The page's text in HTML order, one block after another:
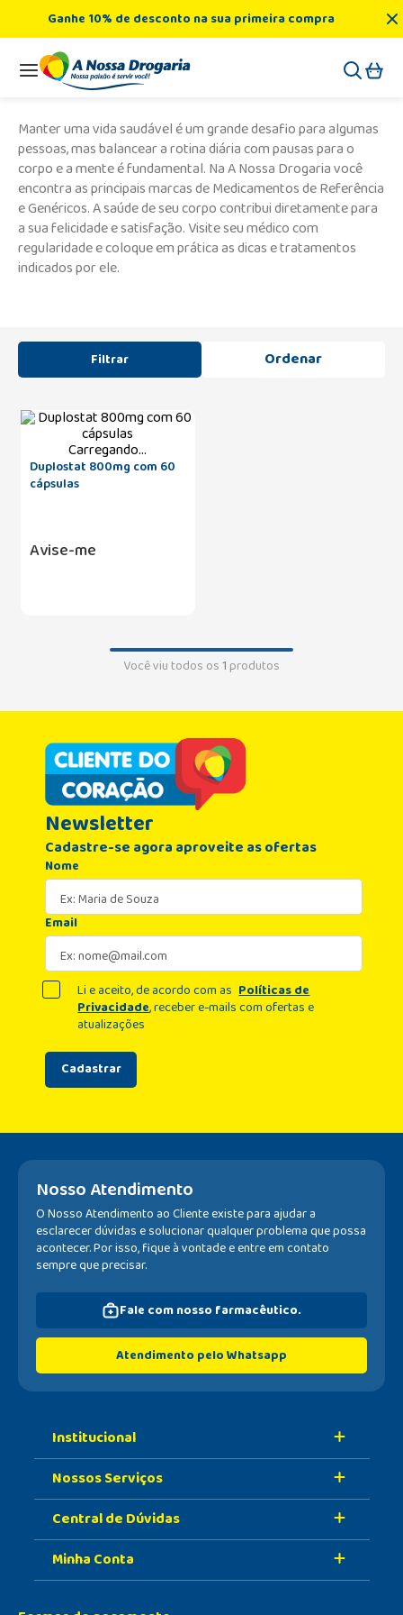
Ganhe 10% de desconto na sua primeira compra
DUPLOSTAT
DUPLOSTAT
1 Produto Encontrado
Manter uma vida saudável é um grande desafio para algumas
pessoas, mas balancear a rotina diária com pausas para o
corpo e a mente é fundamental. Na A Nossa Drogaria você
encontra as principais marcas de Medicamentos de Referência
e Genéricos. A saúde de seu corpo contribui diretamente para
a sua felicidade e satisfação. Visite seu médico com
regularidade e coloque em prática as dicas e tratamentos
indicados por ele.
Filtrar
Carregando...
Duplostat 800mg com 60
cápsulas
Avise-me
Você viu todos os1produtos
Newsletter
Cadastre-se agora aproveite as ofertas
Nome
Email
Cadastrar
Li e aceito, de acordo com as Políticas de
Privacidade, receber e-mails com ofertas e
atualizações
Nosso Atendimento
O Nosso Atendimento ao Cliente existe para ajudar a
esclarecer dúvidas e solucionar qualquer problema que possa
acontecer. Por isso, fique à vontade e entre em contato
sempre que precisar.
Fale com nosso farmacêutico.
Atendimento pelo Whatsapp
Institucional
Sobre A Nossa Drogaria
Nossa História
Nossas Lojas
Nossos Serviços
Retire Na Loja
Vacinas
Central de Dúvidas
Formas de Pagamento
Minha Conta